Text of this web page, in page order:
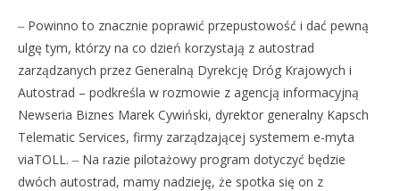
‒ Powinno to znacznie poprawić przepustowość i dać pewną
ulgę tym, którzy na co dzień korzystają z autostrad
zarządzanych przez Generalną Dyrekcję Dróg Krajowych i
Autostrad – podkreśla w rozmowie z agencją informacyjną
Newseria Biznes Marek Cywiński, dyrektor generalny Kapsch
Telematic Services, firmy zarządzającej systemem e-myta
viaTOLL. ‒ Na razie pilotażowy program dotyczyć będzie
dwóch autostrad, mamy nadzieję, że spotka się on z